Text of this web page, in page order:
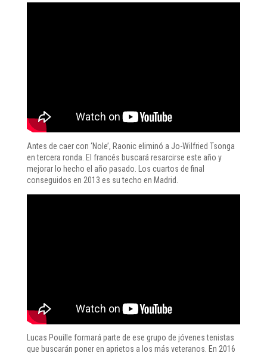
Antes de caer con ‘Nole’, Raonic eliminó a Jo-Wilfried Tsonga
en tercera ronda. El francés buscará resarcirse este año y
mejorar lo hecho el año pasado. Los cuartos de final
conseguidos en 2013 es su techo en Madrid.
Lucas Pouille formará parte de ese grupo de jóvenes tenistas
que buscarán poner en aprietos a los más veteranos. En 2016